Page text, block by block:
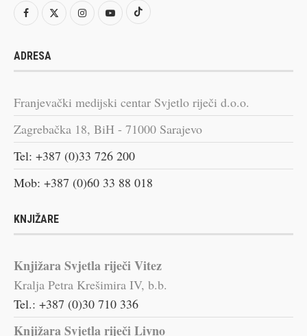
ADRESA
Franjevački medijski centar Svjetlo riječi d.o.o.
Zagrebačka 18, BiH - 71000 Sarajevo
Tel: +387 (0)33 726 200
Mob: +387 (0)60 33 88 018
KNJIŽARE
Knjižara Svjetla riječi Vitez
Kralja Petra Krešimira IV, b.b.
Tel.: +387 (0)30 710 336
Knjižara Svjetla riječi Livno